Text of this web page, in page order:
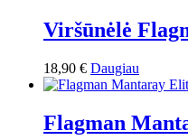
Viršūnėlė
18,90 € Daugiau
Flagman